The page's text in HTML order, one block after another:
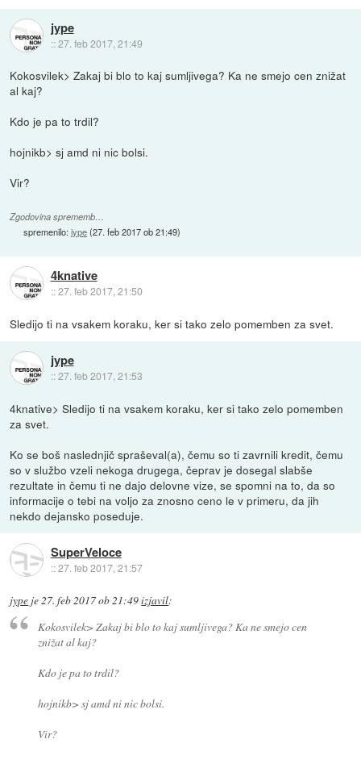
jype
::27. feb 2017, 21:49
Kokosvilek> Zakaj bi blo to kaj sumljivega? Ka ne smejo cen znižat
al kaj?
Kdo je pa to trdil?
hojnikb> sj amd ni nic bolsi.
Vir?
Zgodovina sprememb…
spremenilo:jype(27. feb 2017 ob 21:49)
4knative
::27. feb 2017, 21:50
Sledijo ti na vsakem koraku, ker si tako zelo pomemben za svet.
jype
::27. feb 2017, 21:53
4knative> Sledijo ti na vsakem koraku, ker si tako zelo pomemben
za svet.
Ko se boš naslednjič spraševal(a), čemu so ti zavrnili kredit, čemu
so v službo vzeli nekoga drugega, čeprav je dosegal slabše
rezultate in čemu ti ne dajo delovne vize, se spomni na to, da so
informacije o tebi na voljo za znosno ceno le v primeru, da jih
nekdo dejansko poseduje.
SuperVeloce
::27. feb 2017, 21:57
jype je 27. feb 2017 ob 21:49izjavil:
Kokosvilek> Zakaj bi blo to kaj sumljivega? Ka ne smejo cen
znižat al kaj?
Kdo je pa to trdil?
hojnikb> sj amd ni nic bolsi.
Vir?